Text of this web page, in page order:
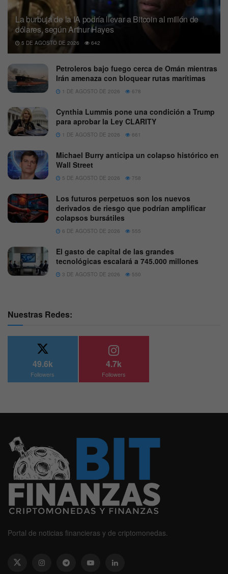
La burbuja de la IA podría llevar a Bitcoin al millón de
dólares, según Arthur Hayes
5 DE AGOSTO DE 2026 642
Petroleros bajo fuego cerca de Omán mientras
Irán amenaza con bloquear rutas marítimas
1 DE AGOSTO DE 2026 678
Cynthia Lummis pone una condición a Trump
para aprobar la Ley CLARITY
1 DE AGOSTO DE 2026 661
Michael Burry anticipa un colapso histórico en
Wall Street
5 DE AGOSTO DE 2026 758
Los futuros perpetuos son los nuevos
derivados de riesgo que podrían amplificar
colapsos bursátiles
6 DE AGOSTO DE 2026 555
El gasto de capital de las grandes
tecnológicas escalará a 745.000 millones
3 DE AGOSTO DE 2026 550
Nuestras Redes:
49.6k
Followers
4.7k
Followers
Portal de noticias financieras y de criptomonedas.